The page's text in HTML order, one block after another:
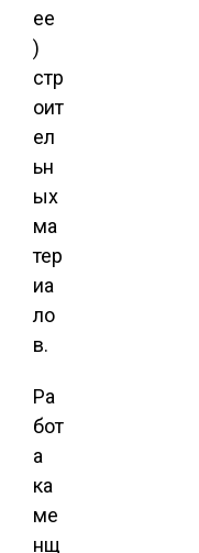
ее
)
стр
оит
ел
ьн
ых
ма
тер
иа
ло
в.
Ра
бот
а
ка
ме
нщ